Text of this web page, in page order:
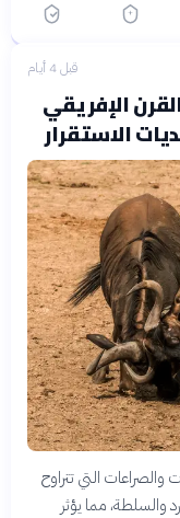
قبل 4 أيام
الإفريقي
الاستقرار
والصراعات التي تتراوح
والسلطة، مما يؤثر